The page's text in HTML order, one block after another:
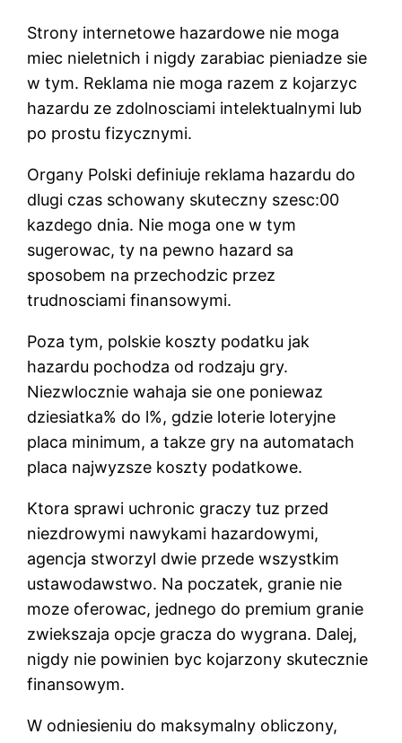
Strony internetowe hazardowe nie moga
miec nieletnich i nigdy zarabiac pieniadze sie
w tym. Reklama nie moga razem z kojarzyc
hazardu ze zdolnosciami intelektualnymi lub
po prostu fizycznymi.
Organy Polski definiuje reklama hazardu do
dlugi czas schowany skuteczny szesc:00
kazdego dnia. Nie moga one w tym
sugerowac, ty na pewno hazard sa
sposobem na przechodzic przez
trudnosciami finansowymi.
Poza tym, polskie koszty podatku jak
hazardu pochodza od rodzaju gry.
Niezwlocznie wahaja sie one poniewaz
dziesiatka% do l%, gdzie loterie loteryjne
placa minimum, a takze gry na automatach
placa najwyzsze koszty podatkowe.
Ktora sprawi uchronic graczy tuz przed
niezdrowymi nawykami hazardowymi,
agencja stworzyl dwie przede wszystkim
ustawodawstwo. Na poczatek, granie nie
moze oferowac, jednego do premium granie
zwiekszaja opcje gracza do wygrana. Dalej,
nigdy nie powinien byc kojarzony skutecznie
finansowym.
W odniesieniu do maksymalny obliczony,